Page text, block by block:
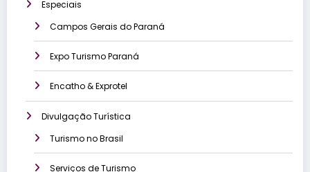
Especiais
Campos Gerais do Paraná
Expo Turismo Paraná
Encatho & Exprotel
Divulgação Turística
Turismo no Brasil
Serviços de Turismo